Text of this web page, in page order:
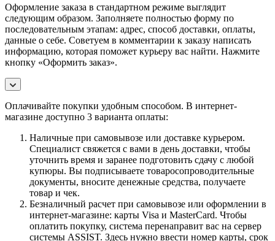
Оформление заказа в стандартном режиме выглядит
следующим образом. Заполняете полностью форму по
последовательным этапам: адрес, способ доставки, оплаты,
данные о себе. Советуем в комментарии к заказу написать
информацию, которая поможет курьеру вас найти. Нажмите
кнопку «Оформить заказ».
Оплачивайте покупки удобным способом. В интернет-
магазине доступно 3 варианта оплаты:
Наличные при самовывозе или доставке курьером.
Специалист свяжется с вами в день доставки, чтобы
уточнить время и заранее подготовить сдачу с любой
купюры. Вы подписываете товаросопроводительные
документы, вносите денежные средства, получаете
товар и чек.
Безналичный расчет при самовывозе или оформлении в
интернет-магазине: карты Visa и MasterCard. Чтобы
оплатить покупку, система перенаправит вас на сервер
системы ASSIST. Здесь нужно ввести номер карты, срок